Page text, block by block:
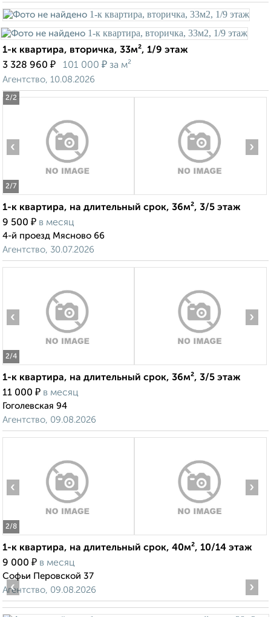
2/2
1-к квартира, вторичка, 33м², 1/9 этаж
3 328 960 ₽ 101 000 ₽ за м²
Агентство, 10.08.2026
2/7
‹ ›
1-к квартира, на длительный срок, 36м², 3/5 этаж
9 500 ₽ в месяц
4-й проезд Мясново 66
Агентство, 30.07.2026
2/4
‹ ›
1-к квартира, на длительный срок, 36м², 3/5 этаж
11 000 ₽ в месяц
Гоголевская 94
Агентство, 09.08.2026
2/8
‹ ›
1-к квартира, на длительный срок, 40м², 10/14 этаж
9 000 ₽ в месяц
Софьи Перовской 37
Агентство, 09.08.2026
‹ ›